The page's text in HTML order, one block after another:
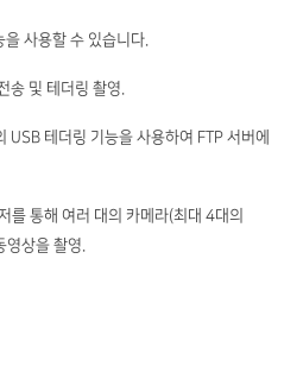
사용할 수 있습니다.
송 및 테더링 촬영.
USB 테더링 기능을 사용하여 FTP 서버에
를 통해 여러 대의 카메라(최대 4대의
상을 촬영.